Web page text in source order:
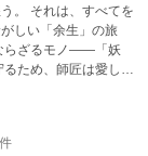
。 それは、すべてを
しい「余生」の旅
ため、師匠は愛しき
り、夜の闇を鮮やか
てる弟
になります。